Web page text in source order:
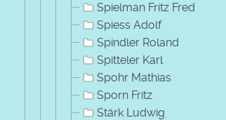
Spielman Fritz Fred
Spiess Adolf
Spindler Roland
Spitteler Karl
Spohr Mathias
Sporn Fritz
Stärk Ludwig